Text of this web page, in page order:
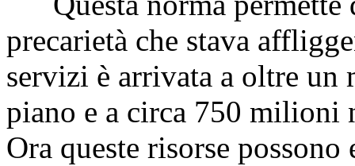
precarietà che stava
servizi è arrivata a oltre
piano e a circa 750
Ora queste risorse possono